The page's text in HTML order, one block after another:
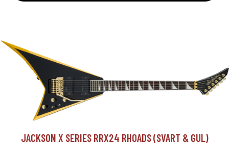
JACKSON X SERIES RRX24 RHOADS (SVART & GUL)